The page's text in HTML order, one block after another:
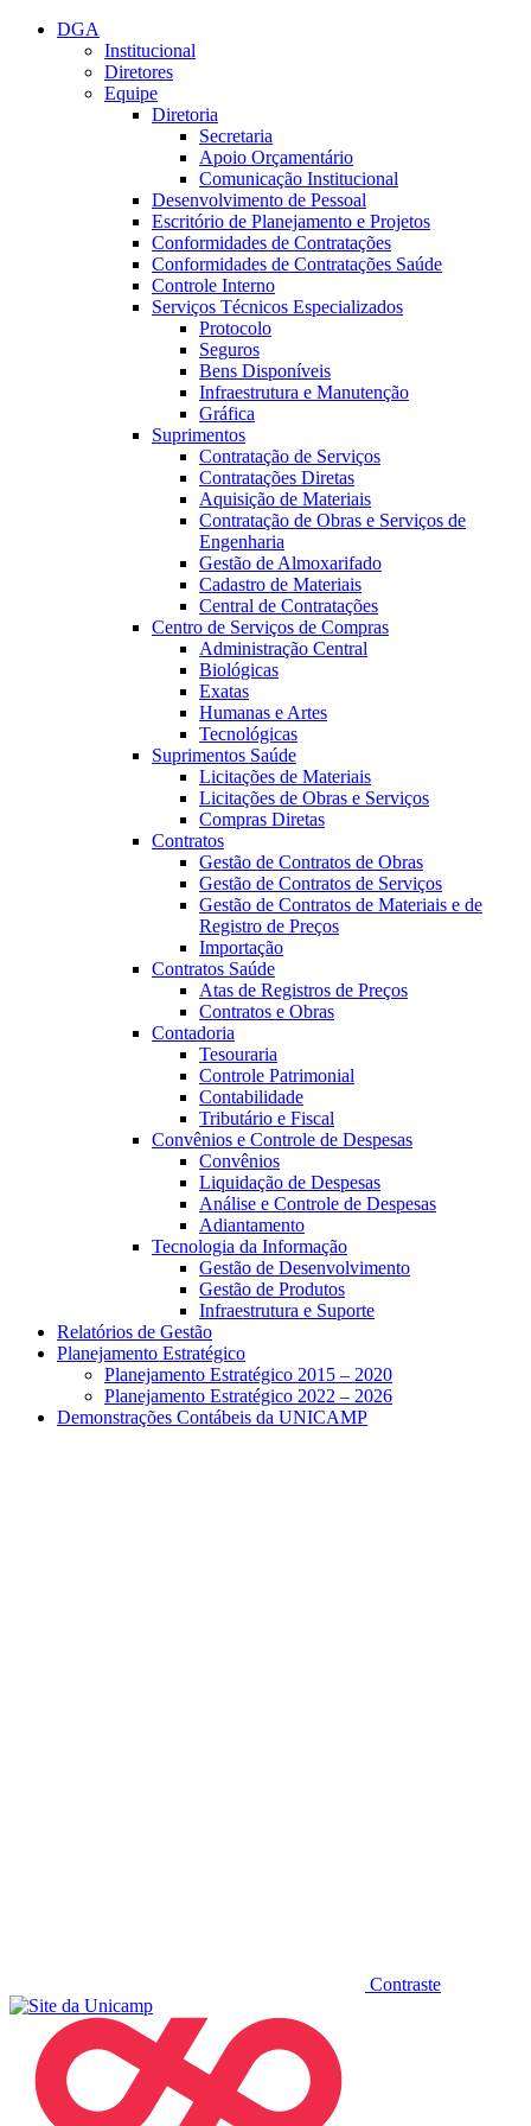
Conteúdo principal
DGA
Institucional
Diretores
Equipe
Diretoria
Secretaria
Apoio Orçamentário
Comunicação Institucional
Desenvolvimento de Pessoal
Escritório de Planejamento e Projetos
Conformidades de Contratações
Conformidades de Contratações Saúde
Controle Interno
Serviços Técnicos Especializados
Protocolo
Seguros
Bens Disponíveis
Infraestrutura e Manutenção
Gráfica
Suprimentos
Contratação de Serviços
Contratações Diretas
Aquisição de Materiais
Contratação de Obras e Serviços de
Engenharia
Gestão de Almoxarifado
Cadastro de Materiais
Central de Contratações
Centro de Serviços de Compras
Administração Central
Biológicas
Exatas
Humanas e Artes
Tecnológicas
Suprimentos Saúde
Licitações de Materiais
Licitações de Obras e Serviços
Compras Diretas
Contratos
Gestão de Contratos de Obras
Gestão de Contratos de Serviços
Gestão de Contratos de Materiais e de
Registro de Preços
Importação
Contratos Saúde
Atas de Registros de Preços
Contratos e Obras
Contadoria
Tesouraria
Controle Patrimonial
Contabilidade
Tributário e Fiscal
Convênios e Controle de Despesas
Convênios
Liquidação de Despesas
Análise e Controle de Despesas
Adiantamento
Tecnologia da Informação
Gestão de Desenvolvimento
Gestão de Produtos
Infraestrutura e Suporte
Relatórios de Gestão
Planejamento Estratégico
Planejamento Estratégico 2015 – 2020
Planejamento Estratégico 2022 – 2026
Demonstrações Contábeis da UNICAMP
Contraste